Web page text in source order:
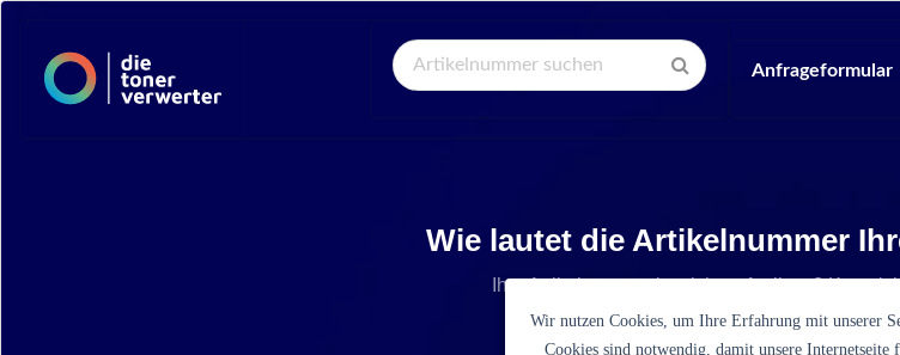
Global Search
Anfrageformular
Wie lautet die Artikelnummer
Ihre Artikelnummer ist nicht aufgelistet?
Wir nutzen Cookies, um Ihre Erfahrung mit unserer
Cookies sind notwendig, damit unsere